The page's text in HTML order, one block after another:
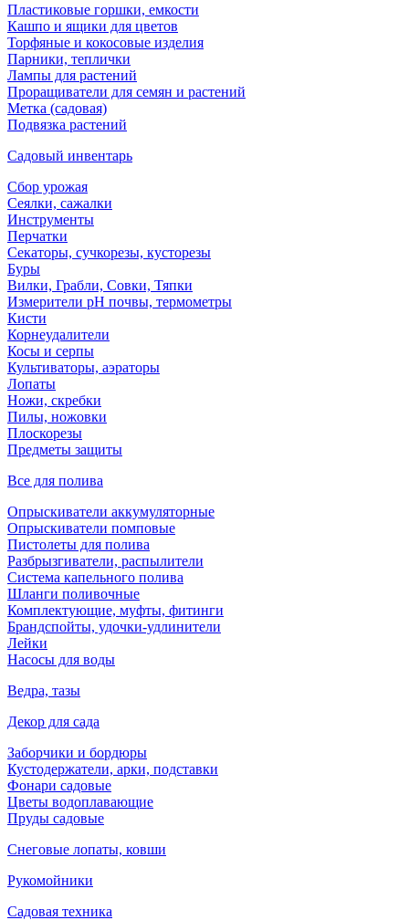
Пластиковые горшки, емкости
Кашпо и ящики для цветов
Торфяные и кокосовые изделия
Парники, теплички
Лампы для растений
Проращиватели для семян и растений
Метка (садовая)
Подвязка растений
Садовый инвентарь
Сбор урожая
Сеялки, сажалки
Инструменты
Перчатки
Секаторы, сучкорезы, кусторезы
Буры
Вилки, Грабли, Совки, Тяпки
Измерители pH почвы, термометры
Кисти
Корнеудалители
Косы и серпы
Культиваторы, аэраторы
Лопаты
Ножи, скребки
Пилы, ножовки
Плоскорезы
Предметы защиты
Все для полива
Опрыскиватели аккумуляторные
Опрыскиватели помповые
Пистолеты для полива
Разбрызгиватели, распылители
Система капельного полива
Шланги поливочные
Комплектующие, муфты, фитинги
Брандспойты, удочки-удлинители
Лейки
Насосы для воды
Ведра, тазы
Декор для сада
Заборчики и бордюры
Кустодержатели, арки, подставки
Фонари садовые
Цветы водоплавающие
Пруды садовые
Снеговые лопаты, ковши
Рукомойники
Садовая техника